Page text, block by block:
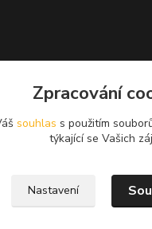
0100
Zpracování
souhlas s použitím
týkající se Vašich
Nastavení